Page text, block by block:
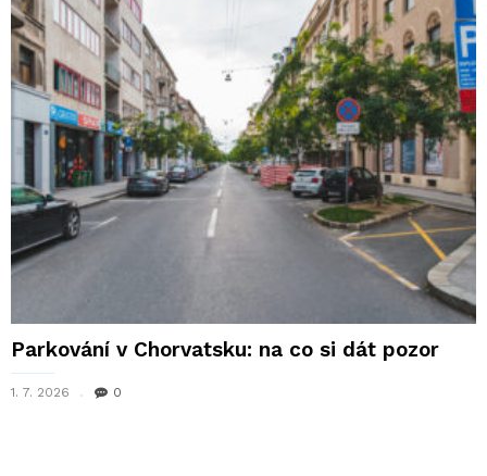
Parkování v Chorvatsku: na co si dát pozor
1. 7. 2026 0